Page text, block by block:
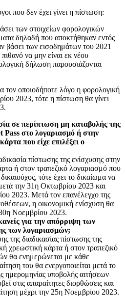
που δεν έχει γίνει η πίστωση:
των στοιχείων φορολογικών
δηλαδή που αποκτήθηκαν εντός
βάσει των εισοδημάτων του 2021
πιθανό να μην είναι εκ νέου
δήλωση παρουσιάζονται
τον οποιοδήποτε λόγο η φορολογική
2023, τότε η πίστωση θα γίνει
σε περίπτωση μη καταβολής της
Pass στο λογαριασμό ή στην
που είχε επιλέξει ο
πίστωσης της ενίσχυσης στην
ή στον τραπεζικό λογαριασμό που
τότε έχει το δικαίωμα να
την 31η Οκτωβρίου 2023 και
2023. Μετά τον επανέλεγχο της
η οικονομική ενίσχυση θα
Νοεμβρίου 2023.
για την απόρριψη των
των λογαριασμών;
της διαδικασίας πίστωσης της
χρεωστική κάρτα ή στον τραπεζικό
θα ενημερώνεται με κάθε
του θα ενεργοποιείται μετά το
ημερομηνίας υποβολής αιτήσεων
στις απαραίτητες διορθώσεις και
μέχρι την 25η Νοεμβρίου 2023.